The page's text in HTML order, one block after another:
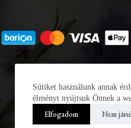
Sütiket használunk annak
élményt nyújtsuk Önnek a
Elfogadom Nem